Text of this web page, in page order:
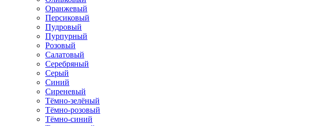
Оранжевый
Персиковый
Пудровый
Пурпурный
Розовый
Салатовый
Серебряный
Серый
Синий
Сиреневый
Тёмно-зелёный
Тёмно-розовый
Тёмно-синий